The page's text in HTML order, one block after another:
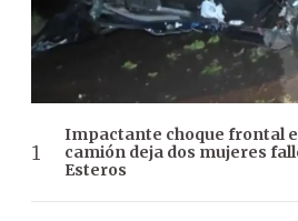
Impactante choque frontal
camión deja dos mujeres
Esteros